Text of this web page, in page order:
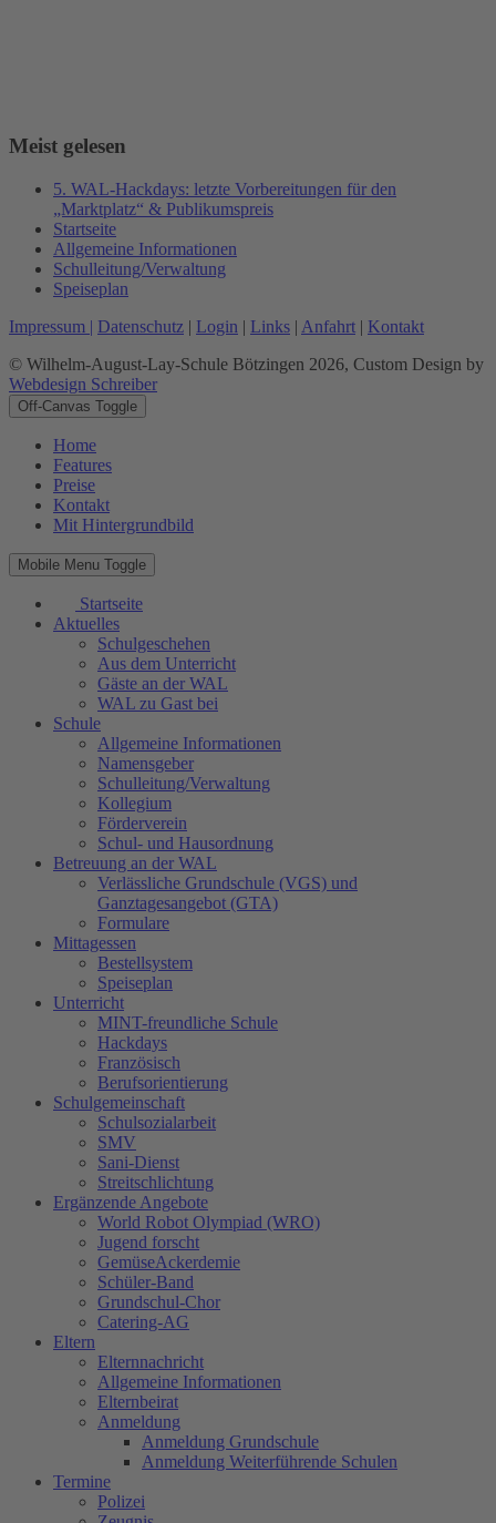
Meist gelesen
5. WAL-Hackdays: letzte Vorbereitungen für den
„Marktplatz“ & Publikumspreis
Startseite
Allgemeine Informationen
Schulleitung/Verwaltung
Speiseplan
Impressum | Datenschutz | Login | Links | Anfahrt | Kontakt
© Wilhelm-August-Lay-Schule Bötzingen 2026, Custom Design by
Webdesign Schreiber
Off-Canvas Toggle
Home
Features
Preise
Kontakt
Mit Hintergrundbild
Mobile Menu Toggle
Startseite
Aktuelles
Schulgeschehen
Aus dem Unterricht
Gäste an der WAL
WAL zu Gast bei
Schule
Allgemeine Informationen
Namensgeber
Schulleitung/Verwaltung
Kollegium
Förderverein
Schul- und Hausordnung
Betreuung an der WAL
Verlässliche Grundschule (VGS) und
Ganztagesangebot (GTA)
Formulare
Mittagessen
Bestellsystem
Speiseplan
Unterricht
MINT-freundliche Schule
Hackdays
Französisch
Berufsorientierung
Schulgemeinschaft
Schulsozialarbeit
SMV
Sani-Dienst
Streitschlichtung
Ergänzende Angebote
World Robot Olympiad (WRO)
Jugend forscht
GemüseAckerdemie
Schüler-Band
Grundschul-Chor
Catering-AG
Eltern
Elternnachricht
Allgemeine Informationen
Elternbeirat
Anmeldung
Anmeldung Grundschule
Anmeldung Weiterführende Schulen
Termine
Polizei